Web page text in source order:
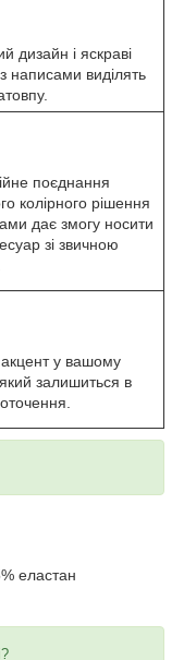
дизайн і яскраві
написами виділять
поєднання
колірного рішення
дає змогу носити
зі звичною
у вашому
залишиться в
еластан